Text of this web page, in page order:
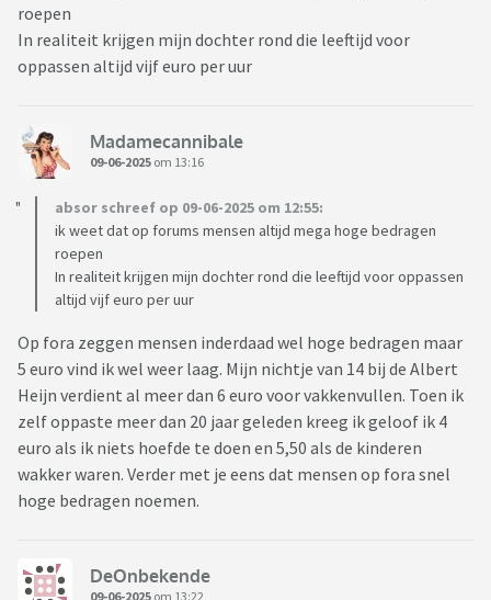
roepen
In realiteit krijgen mijn dochter rond die leeftijd voor
oppassen altijd vijf euro per uur
Madamecannibale
09-06-2025 om 13:16
absor schreef op 09-06-2025 om 12:55:
ik weet dat op forums mensen altijd mega hoge bedragen
roepen
In realiteit krijgen mijn dochter rond die leeftijd voor oppassen
altijd vijf euro per uur
Op fora zeggen mensen inderdaad wel hoge bedragen maar
5 euro vind ik wel weer laag. Mijn nichtje van 14 bij de Albert
Heijn verdient al meer dan 6 euro voor vakkenvullen. Toen ik
zelf oppaste meer dan 20 jaar geleden kreeg ik geloof ik 4
euro als ik niets hoefde te doen en 5,50 als de kinderen
wakker waren. Verder met je eens dat mensen op fora snel
hoge bedragen noemen.
DeOnbekende
09-06-2025 om 13:22